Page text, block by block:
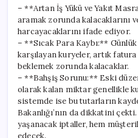
– **Artan İş Yükü ve Yakıt
aramak zorunda kalacaklarını
harcayacaklarını ifade ediyor.
– **Sıcak Para Kaybı:**
karşılayan kuryeler, artık
beklemek zorunda kalacaklar.
– **Bahşiş Sorunu:** Eski
olarak kalan miktar genellikle
sistemde ise bu tutarların
Bakanlığı’nın da dikkatini
yaşanacak iptaller, hem
edecek.